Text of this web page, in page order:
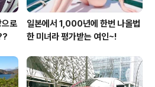
으로
일본에서 1,000년에 한번 나올법
한 미녀라 평가받는 여인~!